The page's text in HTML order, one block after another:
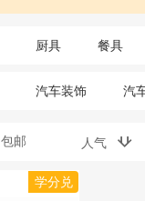
厨具 餐具
汽车装饰 汽
包邮 人气
学分兑